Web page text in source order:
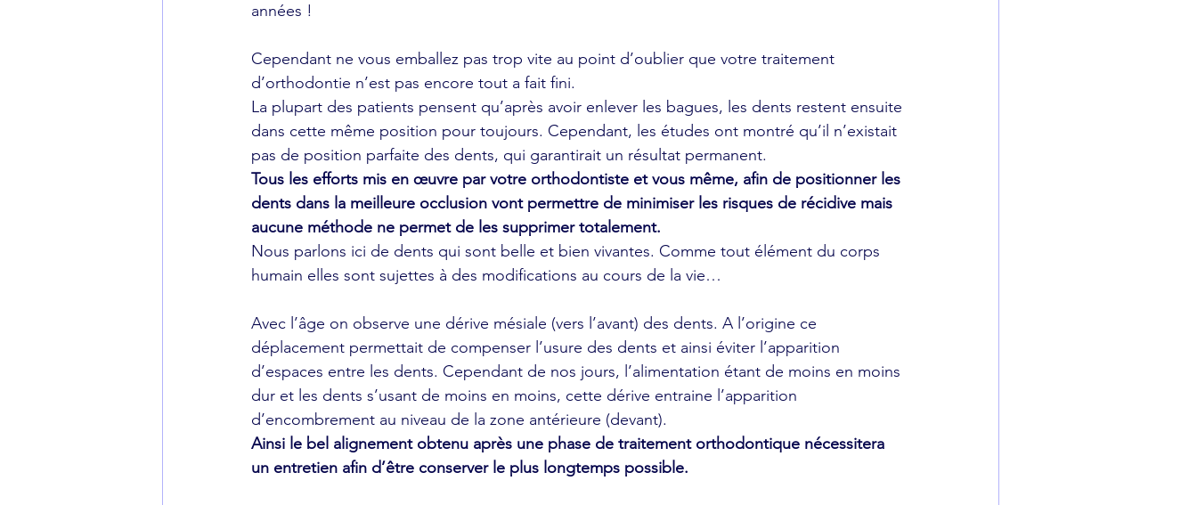
années !
Cependant ne vous emballez pas trop vite au point d’oublier que votre traitement
d’orthodontie n’est pas encore tout a fait fini.
La plupart des patients pensent qu’après avoir enlever les bagues, les dents restent ensuite
dans cette même position pour toujours. Cependant, les études ont montré qu’il n’existait
pas de position parfaite des dents, qui garantirait un résultat permanent.
Tous les efforts mis en œuvre par votre orthodontiste et vous même, afin de positionner les
dents dans la meilleure occlusion vont permettre de minimiser les risques de récidive mais
aucune méthode ne permet de les supprimer totalement.
Nous parlons ici de dents qui sont belle et bien vivantes. Comme tout élément du corps
humain elles sont sujettes à des modifications au cours de la vie…
Avec l’âge on observe une dérive mésiale (vers l’avant) des dents. A l’origine ce
déplacement permettait de compenser l’usure des dents et ainsi éviter l’apparition
d’espaces entre les dents. Cependant de nos jours, l’alimentation étant de moins en moins
dur et les dents s’usant de moins en moins, cette dérive entraine l’apparition
d’encombrement au niveau de la zone antérieure (devant).
Ainsi le bel alignement obtenu après une phase de traitement orthodontique nécessitera
un entretien afin d’être conserver le plus longtemps possible.